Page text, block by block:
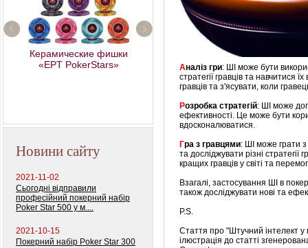
Керамические фишки
«EPT PokerStars»
колод) 100%
пластиковых карт
Новини сайту
2021-11-02
Сьогодні відправили
професійний покерний набір
Poker Star 500 у м....
2021-10-15
Покерний набір Poker Star 300
Аналіз гри: ШІ може бути
стратегії гравців та навчитися
гравців та з'ясувати, коли
Розробка стратегій: ШІ може
ефективності. Це може бути
вдосконалюватися.
Гра з гравцями: ШІ може грати
та досліджувати різні
кращих гравців у світі та
Взагалі, застосування ШІ в
також досліджувати нові та
P.S.
Стаття про "Штучний інтелект
ілюстрація до статті